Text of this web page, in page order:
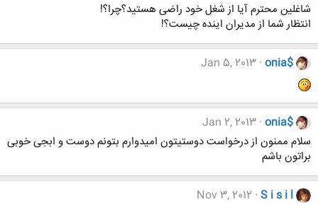
شاغلین محترم آیا از شغل خود راضی هستید؟چرا؟!
انتظار شما از مدیران اینده چیست؟!
onia$
Jan 5, 2013
onia$
Jan 2, 2013
سلام ممنون از درخواست دوستیتون امیدوارم بتونم دوست و ابجی خوبی
براتون باشم
S i s i l
Nov 3, 2012